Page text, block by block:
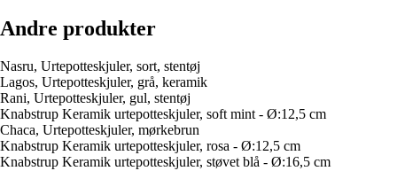
Andre produkter
Nasru, Urtepotteskjuler, sort, stentøj
Lagos, Urtepotteskjuler, grå, keramik
Rani, Urtepotteskjuler, gul, stentøj
Knabstrup Keramik urtepotteskjuler, soft mint - Ø:12,5 cm
Chaca, Urtepotteskjuler, mørkebrun
Knabstrup Keramik urtepotteskjuler, rosa - Ø:12,5 cm
Knabstrup Keramik urtepotteskjuler, støvet blå - Ø:16,5 cm